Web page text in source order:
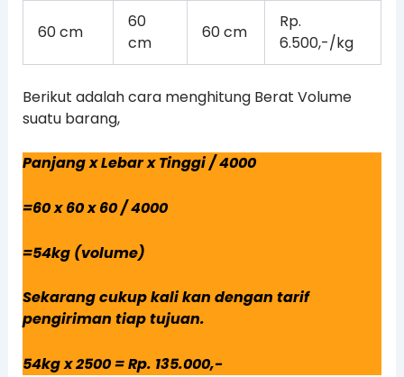
60 cm
60
cm
60 cm
Rp.
6.500,-/kg
Berikut adalah cara menghitung Berat Volume
suatu barang,
Panjang x Lebar x Tinggi / 4000
=60 x 60 x 60 / 4000
=54kg (volume)
Sekarang cukup kali kan dengan tarif
pengiriman tiap tujuan.
54kg x 2500 = Rp. 135.000,-